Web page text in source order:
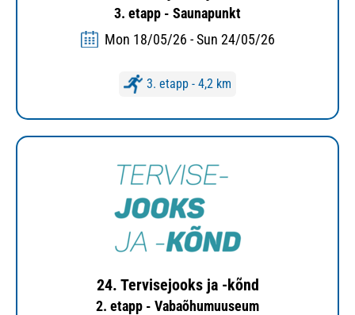
3. etapp - Saunapunkt
Mon 18/05/26 - Sun 24/05/26
3. etapp - 4,2 km
24. Tervisejooks ja -kõnd
2. etapp - Vabaõhumuuseum